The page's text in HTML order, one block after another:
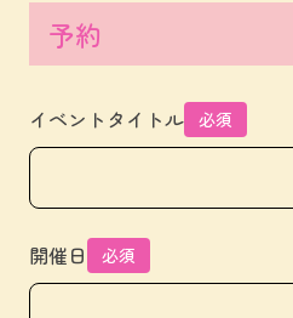
予約
イベントタイトル 必須
開催日 必須